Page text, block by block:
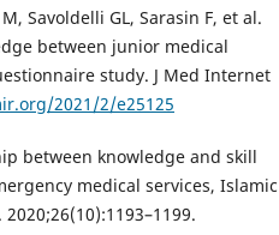
Savoldelli GL, Sarasin F, et al.
between junior medical
study. J Med Internet
2021/2/e25125
between knowledge and skill
medical services, Islamic